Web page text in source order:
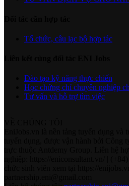
Tổ chức, câu lạc bộ hợp tác
Đào tạo kỹ năng thực chiến
Học chứng chỉ chuyên nghiệp
Tư vấn và hỗ trợ tìm việc